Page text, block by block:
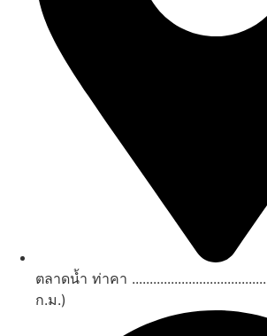
ตลาดน้ำ ท่าคา
ก.ม.)